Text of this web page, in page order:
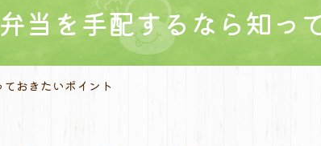
当を手配するなら知っ
おきたいポイント